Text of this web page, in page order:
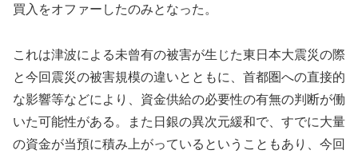
買入をオファーしたのみとなった。
これは津波による未曾有の被害が生じた東日本大震災の際
と今回震災の被害規模の違いとともに、首都圏への直接的
な影響等などにより、資金供給の必要性の有無の判断が働
いた可能性がある。また日銀の異次元緩和で、すでに大量
の資金が当預に積み上がっているということもあり、今回